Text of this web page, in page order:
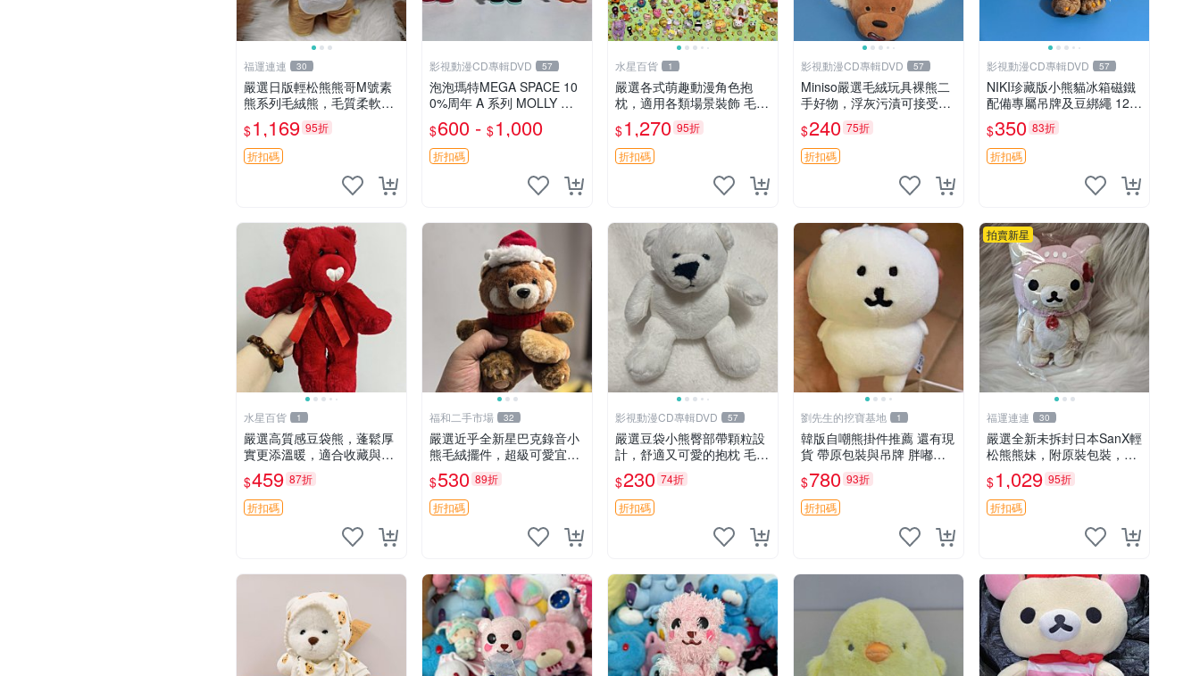
福運連連 30
嚴選日版輕松熊熊哥M號素
熊系列毛絨熊，毛質柔軟，
精緻可愛，尺寸35cm，保
存狀態優異。收藏或贈送皆
為佳選。 中古 毛絨熊 毛玩
偶
$1,169 95折
折扣碼
影視動漫CD專輯DVD 57
泡泡瑪特MEGA SPACE 10
0%周年 A 系列 MOLLY 權
威隱藏款 嚴選薄荷巧克力色
80年代風味 權威推薦 合適
收藏
$600 - $1,000
折扣碼
水星百貨 1
嚴選各式萌趣動漫角色抱
枕，適用各類場景裝飾 毛絨
玩具、卡通抱枕、趣味玩偶
$1,270 95折
折扣碼
影視動漫CD專輯DVD 57
Miniso嚴選毛絨玩具裸熊二
手好物，浮灰污漬可接受。
請詳閱照片再下單，售出不
退不換。全新品相收藏推
薦。 裸熊 毛絨玩具 收藏
$240 75折
折扣碼
影視動漫CD專輯DVD 57
NIKI珍藏版小熊貓冰箱磁鐵
配備專屬吊牌及豆綁繩 12c
m 廢品嚴選 好評推薦 小熊
貓冰箱貼 磁鐵掛件 冰箱飾
品
$350 83折
折扣碼
水星百貨 1
嚴選高質感豆袋熊，蓬鬆厚
實更添溫暖，適合收藏與休
憩。前胸填充飽滿，背部亦
具優雅設計。 豆袋熊 保暖
溫柔 蓬松
$459 87折
折扣碼
福和二手市場 32
嚴選近乎全新星巴克錄音小
熊毛絨擺件，超級可愛宜贈
送掛飾 錄音小熊 毛絨擺件
贈品
$530 89折
折扣碼
影視動漫CD專輯DVD 57
嚴選豆袋小熊臀部帶顆粒設
計，舒適又可愛的抱枕 毛絨
抱枕、臀部按摩、坐墊
$230 74折
折扣碼
劉先生的挖寶基地 1
韓版自嘲熊掛件推薦 還有現
貨 帶原包裝與吊牌 胖嘟嘟
超可愛 毛絨手感佳 小熊掛
件 自嘲抱枕 小熊抱枕
$780 93折
折扣碼
拍賣新星
福運連連 30
嚴選全新未拆封日本SanX輕
松熊熊妹，附原裝包裝，毛
絨質地極佳，細膩可愛，推
薦收藏兼送禮，適合女性好
友或家人，限量釋出。鬆
熊、熊玩偶、收藏品
$1,029 95折
折扣碼